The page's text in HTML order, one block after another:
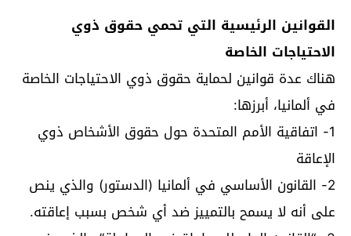
القوانين الرئيسية التي تحمي حقوق ذوي
الاحتياجات الخاصة
هناك عدة قوانين لحماية حقوق ذوي الاحتياجات الخاصة
في ألمانيا، أبرزها:
1- اتفاقية الأمم المتحدة حول حقوق الأشخاص ذوي
الإعاقة
2- القانون الأساسي في ألمانيا (الدستور) والذي ينص
على أنه لا يسمح بالتمييز ضد أي شخص بسبب إعاقته.